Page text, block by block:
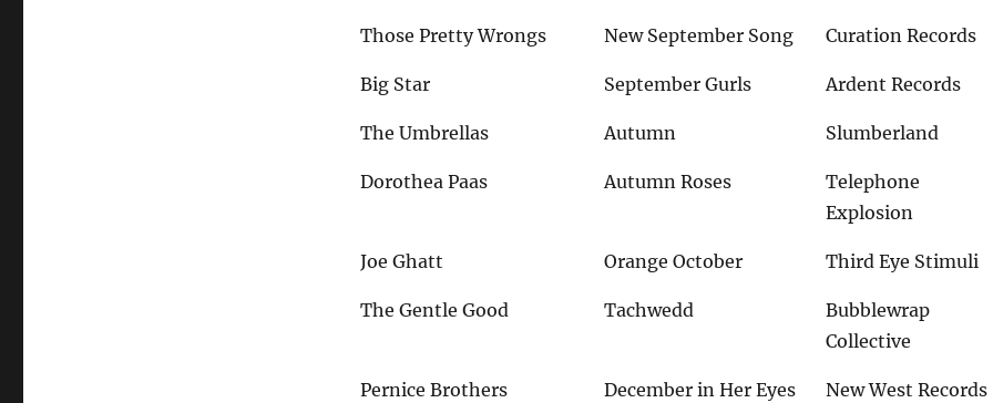
Those Pretty Wrongs New September Song Curation Records
Big Star September Gurls Ardent Records
The Umbrellas Autumn Slumberland
Dorothea Paas Autumn Roses
Telephone
Explosion
Joe Ghatt Orange October Third Eye Stimuli
The Gentle Good Tachwedd
Bubblewrap
Collective
Pernice Brothers December in Her Eyes New West Records